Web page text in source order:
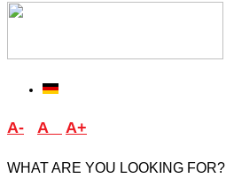
A- A A+
WHAT ARE YOU LOOKING FOR?